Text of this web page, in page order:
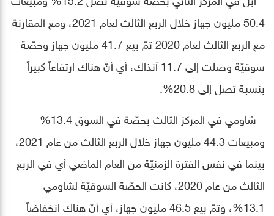
50.4 مليون جهاز خلال الربع الثالث لعام 2021، ومع المقارنة
مع الربع الثالث لعام 2020 تمّ بيع 41.7 مليون جهاز وحصّة
سوقيّة وصلت إلى 11.7 آنذاك، أي أنّ هناك ارتفاعاً كبيراً
بنسبة تصل إلى 20.8%.
– شاومي في المركز الثالث بحصّة في السوق 13.4%
ومبيعات 44.3 مليون جهاز خلال الربع الثالث من عام 2021،
بينما في نفس الفترة الزمنيّة من العام الماضي أي في الربع
الثالث من عام 2020، كانت الحصّة السوقيّة لشاومي
13.1%، وتمّ بيع 46.5 مليون جهاز، أي أنّ هناك انخفاضاً